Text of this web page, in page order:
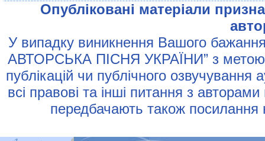
Опублiкованi матерiали
У випадку виникнення Вашого
АВТОРСЬКА ПIСНЯ УКРАЇНИ” з метою
публiкацiй чи публiчного
всi правовi та iншi питання з
передбачають також